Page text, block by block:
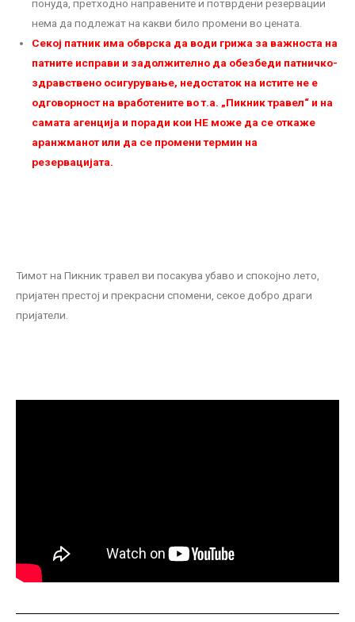
понуда, претходно направените и потврдени резервации
нема да подлежат на какви било промени во цената.
Секој патник има обврска да води грижа за важноста на
патните исправи и задолжително да обезбеди патничко-
здравствено осигурување, недостаток на истите не е
одговорност на вработените во т.а. „Пикник травел“ и на
самата агенција и поради кои НЕ можe да се откаже
аранжманот или да се промени термин на
резервацијата.
Тимот на Пикник травел ви посакува убаво и спокојно лето,
пријатен престој и прекрасни спомени, секое добро драги
пријатели.